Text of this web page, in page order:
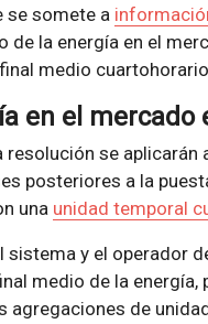
se somete a
la energía en el
medio
en el mercado
se aplicarán
posteriores a la
una unidad temporal
y el operador
medio de la
de